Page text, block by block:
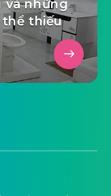
và những
thiếu